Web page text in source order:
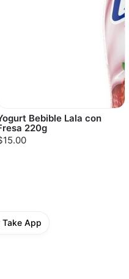
Bebible Lala con
220g
Take App